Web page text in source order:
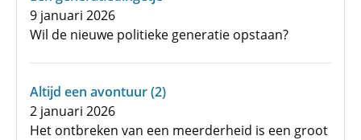
9 januari 2026
Wil de nieuwe politieke generatie opstaan?
Altijd een avontuur (2)
2 januari 2026
Het ontbreken van een meerderheid is een groot